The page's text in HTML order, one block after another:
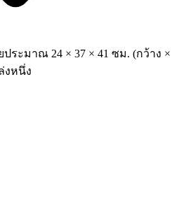
ระมาณ 24 × 37 × 41 ซม. (กว้าง ×
งหนึ่ง